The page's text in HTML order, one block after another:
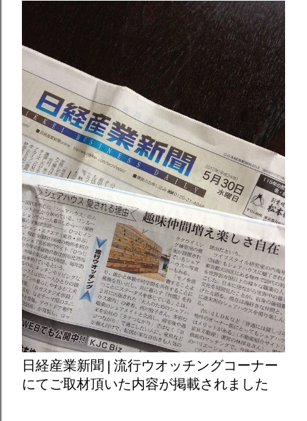
日経産業新聞 | 流行ウオッチングコーナー
にてご取材頂いた内容が掲載されました